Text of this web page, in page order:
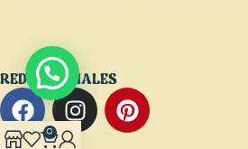
REDES SOCIALES
0